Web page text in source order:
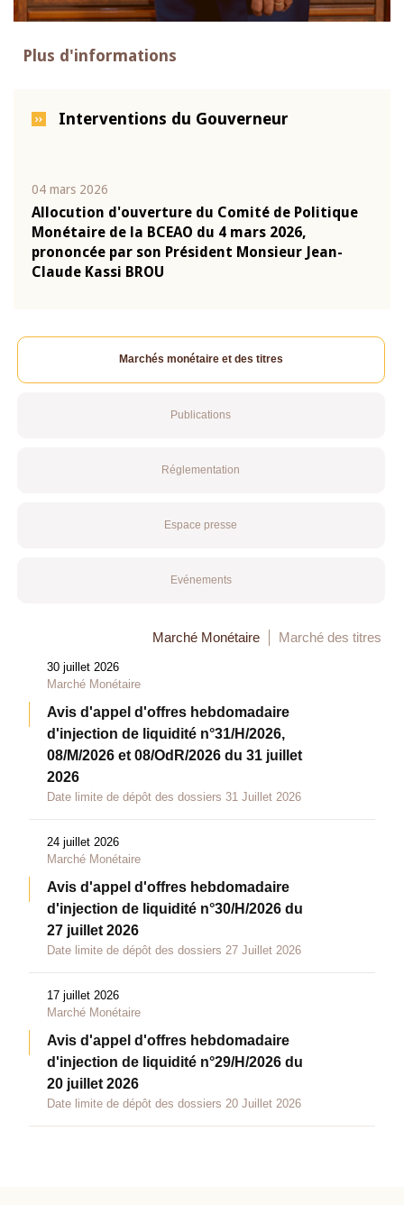
Plus d'informations
Interventions du Gouverneur
04 mars 2026
Allocution d'ouverture du Comité de Politique
Monétaire de la BCEAO du 4 mars 2026,
prononcée par son Président Monsieur Jean-
Claude Kassi BROU
Marchés monétaire et des titres
Publications
Réglementation
Espace presse
Evénements
Marché Monétaire Marché des titres
30 juillet 2026
Marché Monétaire
Avis d'appel d'offres hebdomadaire
d'injection de liquidité n°31/H/2026,
08/M/2026 et 08/OdR/2026 du 31 juillet
2026
Date limite de dépôt des dossiers 31 Juillet 2026
24 juillet 2026
Marché Monétaire
Avis d'appel d'offres hebdomadaire
d'injection de liquidité n°30/H/2026 du
27 juillet 2026
Date limite de dépôt des dossiers 27 Juillet 2026
17 juillet 2026
Marché Monétaire
Avis d'appel d'offres hebdomadaire
d'injection de liquidité n°29/H/2026 du
20 juillet 2026
Date limite de dépôt des dossiers 20 Juillet 2026